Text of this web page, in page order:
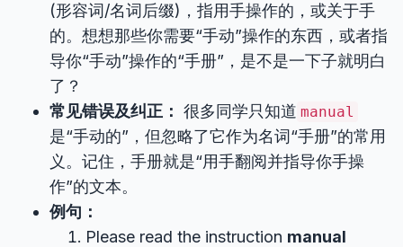
(形容词/名词后缀)，指用手操作的，或关于手
的。想想那些你需要“手动”操作的东西，或者指
导你“手动”操作的“手册”，是不是一下子就明白
了？
常见错误及纠正： 很多同学只知道 manual
是“手动的”，但忽略了它作为名词“手册”的常用
义。记住，手册就是“用手翻阅并指导你手操
作”的文本。
例句：
Please read the instruction manual